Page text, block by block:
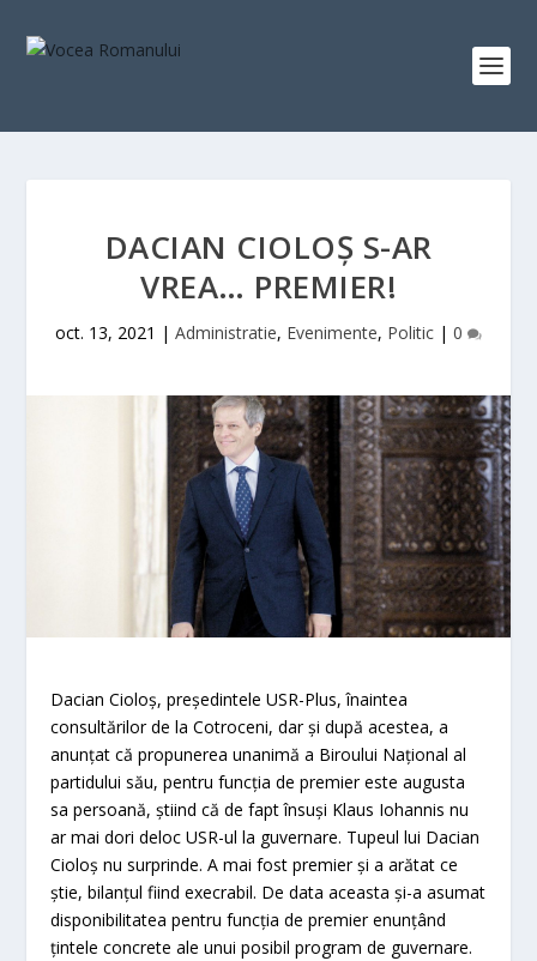
DACIAN CIOLOŞ S-AR
VREA… PREMIER!
oct. 13, 2021 | Administratie, Evenimente, Politic | 0
Dacian Cioloş, preşedintele USR-Plus, înaintea
consultărilor de la Cotroceni, dar şi după acestea, a
anunţat că propunerea unanimă a Biroului Naţional al
partidului său, pentru funcţia de premier este augusta
sa persoană, ştiind că de fapt însuşi Klaus Iohannis nu
ar mai dori deloc USR-ul la guvernare. Tupeul lui Dacian
Cioloş nu surprinde. A mai fost premier şi a arătat ce
ştie, bilanţul fiind execrabil. De data aceasta şi-a asumat
disponibilitatea pentru funcţia de premier enunţând
ţintele concrete ale unui posibil program de guvernare.